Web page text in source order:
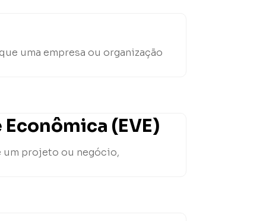
uma empresa ou organização
(EVE)
um projeto ou negócio,